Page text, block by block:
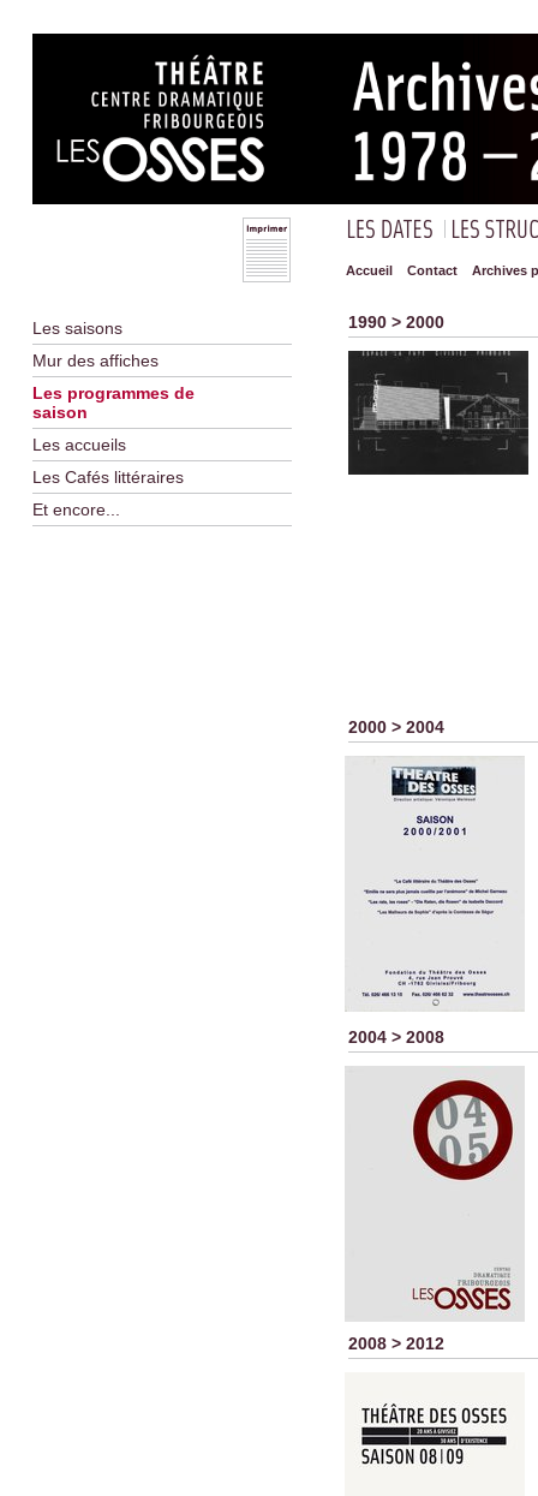
Accueil Contact Archives
Les saisons
Mur des affiches
Les programmes de
saison
Les accueils
Les Cafés littéraires
Et encore...
1990 > 2000
2000 > 2004
2004 > 2008
2008 > 2012